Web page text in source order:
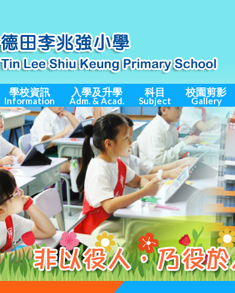
學校資訊
Information
入學及升學
Adm. & Acad.
科目
Subject
校園剪影
Gallery